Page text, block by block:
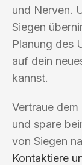
und Nerven.
Siegen
Planung des
auf dein
kannst.
Vertraue
und spare
von Siegen
Kontaktiere